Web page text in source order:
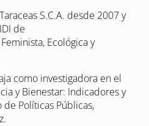
S.C.A. desde 2007 y
de
Ecológica y
como investigadora en el
y Bienestar: Indicadores y
Políticas Públicas,